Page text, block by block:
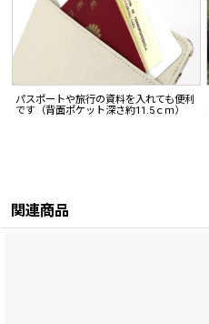
パスポートや旅行の資料を入れても便利
です（背面ポケット深さ約11.5ｃｍ）
関連商品